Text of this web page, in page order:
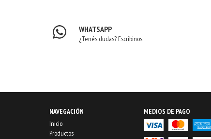
WHATSAPP
¿Tenés dudas? Escribinos.
NAVEGACIÓN
Inicio
Productos
MEDIOS DE PAGO